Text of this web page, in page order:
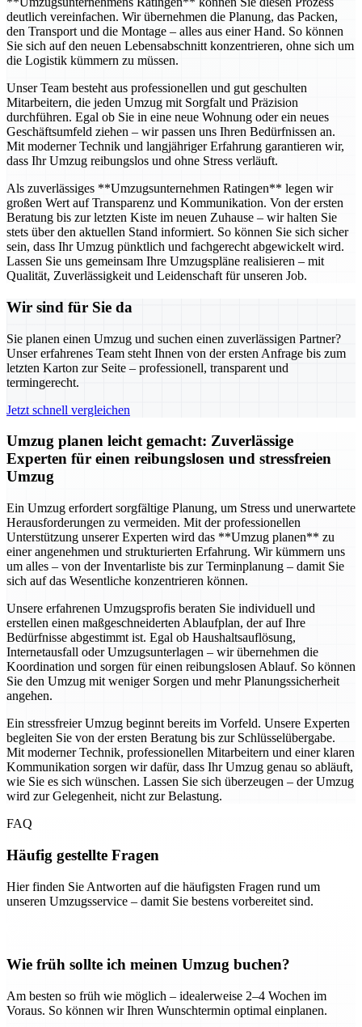
deutlich vereinfachen. Wir übernehmen die Planung, das Packen,
den Transport und die Montage – alles aus einer Hand. So können
Sie sich auf den neuen Lebensabschnitt konzentrieren, ohne sich um
die Logistik kümmern zu müssen.
Unser Team besteht aus professionellen und gut geschulten
Mitarbeitern, die jeden Umzug mit Sorgfalt und Präzision
durchführen. Egal ob Sie in eine neue Wohnung oder ein neues
Geschäftsumfeld ziehen – wir passen uns Ihren Bedürfnissen an.
Mit moderner Technik und langjähriger Erfahrung garantieren wir,
dass Ihr Umzug reibungslos und ohne Stress verläuft.
Als zuverlässiges **Umzugsunternehmen Ratingen** legen wir
großen Wert auf Transparenz und Kommunikation. Von der ersten
Beratung bis zur letzten Kiste im neuen Zuhause – wir halten Sie
stets über den aktuellen Stand informiert. So können Sie sich sicher
sein, dass Ihr Umzug pünktlich und fachgerecht abgewickelt wird.
Lassen Sie uns gemeinsam Ihre Umzugspläne realisieren – mit
Qualität, Zuverlässigkeit und Leidenschaft für unseren Job.
Wir sind für Sie da
Sie planen einen Umzug und suchen einen zuverlässigen Partner?
Unser erfahrenes Team steht Ihnen von der ersten Anfrage bis zum
letzten Karton zur Seite – professionell, transparent und
termingerecht.
Jetzt schnell vergleichen
Umzug planen leicht gemacht: Zuverlässige
Experten für einen reibungslosen und stressfreien
Umzug
Ein Umzug erfordert sorgfältige Planung, um Stress und unerwartete
Herausforderungen zu vermeiden. Mit der professionellen
Unterstützung unserer Experten wird das **Umzug planen** zu
einer angenehmen und strukturierten Erfahrung. Wir kümmern uns
um alles – von der Inventarliste bis zur Terminplanung – damit Sie
sich auf das Wesentliche konzentrieren können.
Unsere erfahrenen Umzugsprofis beraten Sie individuell und
erstellen einen maßgeschneiderten Ablaufplan, der auf Ihre
Bedürfnisse abgestimmt ist. Egal ob Haushaltsauflösung,
Internetausfall oder Umzugsunterlagen – wir übernehmen die
Koordination und sorgen für einen reibungslosen Ablauf. So können
Sie den Umzug mit weniger Sorgen und mehr Planungssicherheit
angehen.
Ein stressfreier Umzug beginnt bereits im Vorfeld. Unsere Experten
begleiten Sie von der ersten Beratung bis zur Schlüsselübergabe.
Mit moderner Technik, professionellen Mitarbeitern und einer klaren
Kommunikation sorgen wir dafür, dass Ihr Umzug genau so abläuft,
wie Sie es sich wünschen. Lassen Sie sich überzeugen – der Umzug
wird zur Gelegenheit, nicht zur Belastung.
FAQ
Häufig gestellte Fragen
Hier finden Sie Antworten auf die häufigsten Fragen rund um
unseren Umzugsservice – damit Sie bestens vorbereitet sind.
Wie früh sollte ich meinen Umzug buchen?
Am besten so früh wie möglich – idealerweise 2–4 Wochen im
Voraus. So können wir Ihren Wunschtermin optimal einplanen.